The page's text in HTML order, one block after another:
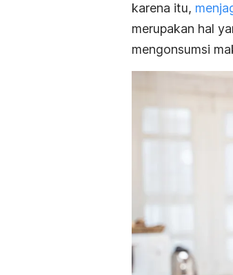
karena itu,
merupakan hal
mengonsumsi